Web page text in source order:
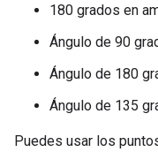
180 grados en
Ángulo de 90
Ángulo de 180
Ángulo de 135
Puedes usar los